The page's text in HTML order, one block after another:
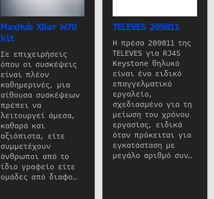
MaxHub XBar W70
kit
Σε επιχειρήσεις
όπου οι συσκέψεις
είναι πλέον
καθημερινές, μια
αίθουσα συσκέψεων
πρέπει να
λειτουργεί άμεσα,
καθαρά και
αξιόπιστα, είτε
συμμετέχουν
άνθρωποι από το
ίδιο γραφείο είτε
ομάδες από διαφο…
TELEVES 209811
Η πρέσα 209811 της
TELEVES για RJ45
Keystone θηλυκό
είναι ένα ειδικό
επαγγελματικό
εργαλείο,
σχεδιασμένο για τη
μείωση του χρόνου
εργασίας, ειδικά
όταν πρόκειται για
εγκατάσταση με
μεγάλο αριθμό συν…